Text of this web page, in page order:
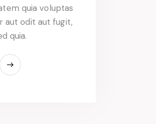
quia voluptas
aut odit aut fugit,
quia.